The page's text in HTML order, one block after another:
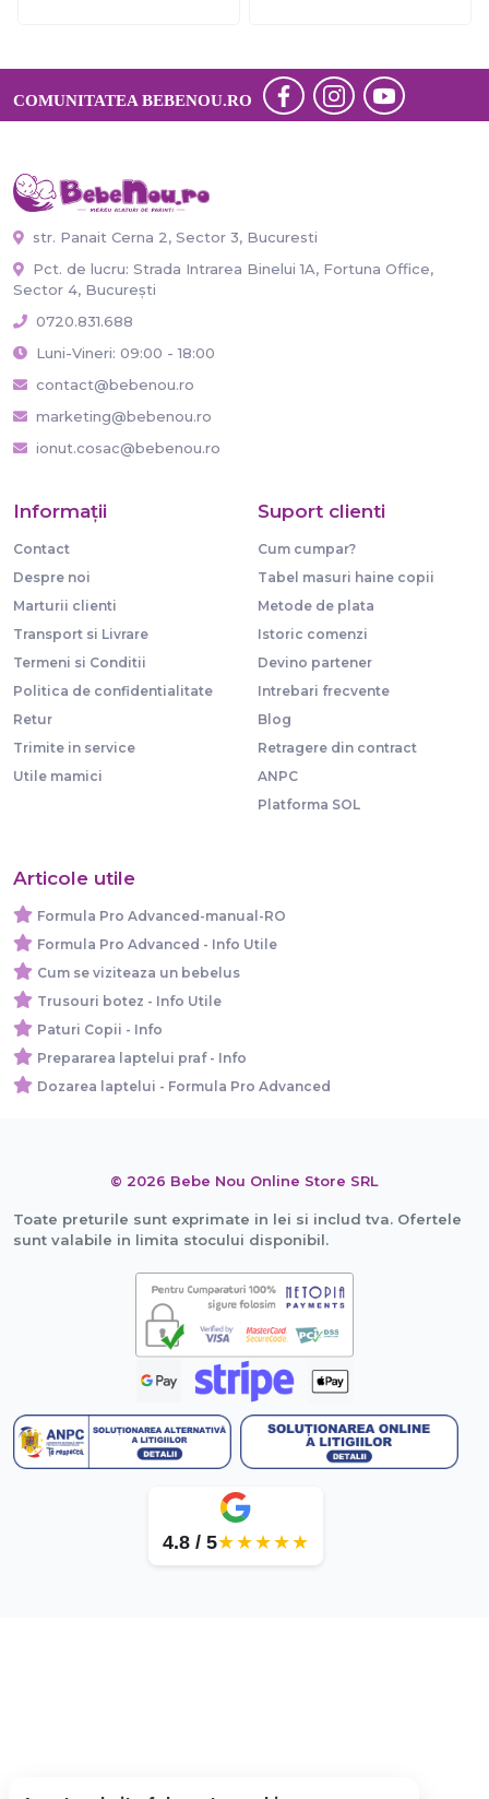
COMUNITATEA BEBENOU.RO
str. Panait Cerna 2, Sector 3, Bucuresti
Pct. de lucru: Strada Intrarea Binelui 1A, Fortuna Office,
Sector 4, București
0720.831.688
Luni-Vineri: 09:00 - 18:00
contact@bebenou.ro
marketing@bebenou.ro
ionut.cosac@bebenou.ro
Informaţii
Contact
Despre noi
Marturii clienti
Transport si Livrare
Termeni si Conditii
Politica de confidentialitate
Retur
Trimite in service
Utile mamici
Suport clienti
Cum cumpar?
Tabel masuri haine copii
Metode de plata
Istoric comenzi
Devino partener
Intrebari frecvente
Blog
Retragere din contract
ANPC
Platforma SOL
Articole utile
Formula Pro Advanced-manual-RO
Formula Pro Advanced - Info Utile
Cum se viziteaza un bebelus
Trusouri botez - Info Utile
Paturi Copii - Info
Prepararea laptelui praf - Info
Dozarea laptelui - Formula Pro Advanced
© 2026 Bebe Nou Online Store SRL
Toate preturile sunt exprimate in lei si includ tva. Ofertele
sunt valabile in limita stocului disponibil.
4.8 / 5★★★★★